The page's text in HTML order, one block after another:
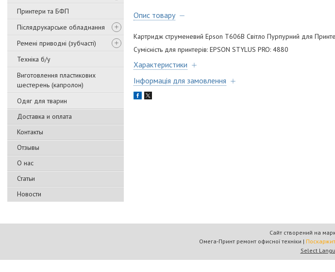
Принтери та БФП
Післядрукарське обладнання
Ремені приводні (зубчасті)
Техніка б/у
Виготовлення пластикових
шестерень (капролон)
Одяг для тварин
Доставка и оплата
Контакты
Отзывы
О нас
Статьи
Новости
Опис товару
Картридж струменевий Epson T606B Світло Пурпурний для
Сумісність для принтерів: EPSON STYLUS PRO: 4880
Характеристики
Інформація для замовлення
Сайт створений на
Омега-Принт ремонт офисної техніки |
Select